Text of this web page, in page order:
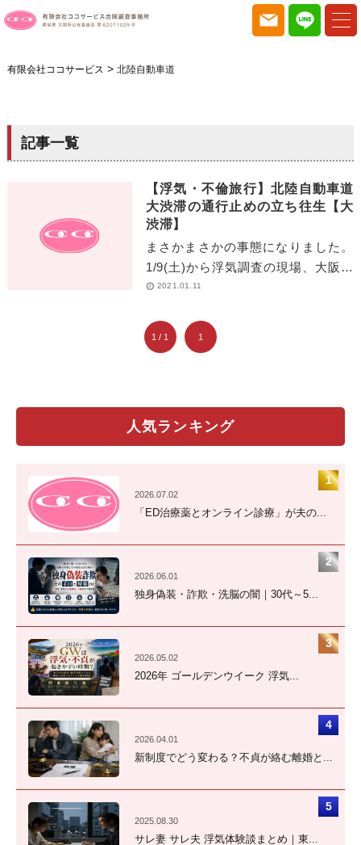
有限会社ココサービス > 北陸自動車道
記事一覧
【浮気・不倫旅行】北陸自動車道
大渋滞の通行止めの立ち往生【大
渋滞】
まさかまさかの事態になりました。
1/9(土)から浮気調査の現場、大阪か
ら石川県は金沢市へ 急行！浮気証拠
査[…]
2021.01.11
1 / 1 1
人気ランキング
2026.07.02
「ED治療薬とオンライン診療」が夫の...
2026.06.01
独身偽装・詐欺・洗脳の闇｜30代～5...
2026.05.02
2026年 ゴールデンウイーク 浮気...
2026.04.01
新制度でどう変わる？不貞が絡む離婚と...
2025.08.30
サレ妻 サレ夫 浮気体験談まとめ｜東...